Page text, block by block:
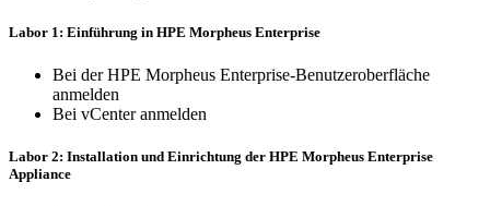
Labor 1: Einführung in HPE Morpheus Enterprise
Bei der HPE Morpheus Enterprise-Benutzeroberfläche
anmelden
Bei vCenter anmelden
Labor 2: Installation und Einrichtung der HPE Morpheus Enterprise
Appliance